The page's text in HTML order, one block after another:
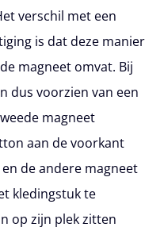
verschil met een
is dat deze manier
magneet omvat. Bij
dus voorzien van een
magneet
aan de voorkant
de andere magneet
kledingstuk te
op zijn plek zitten